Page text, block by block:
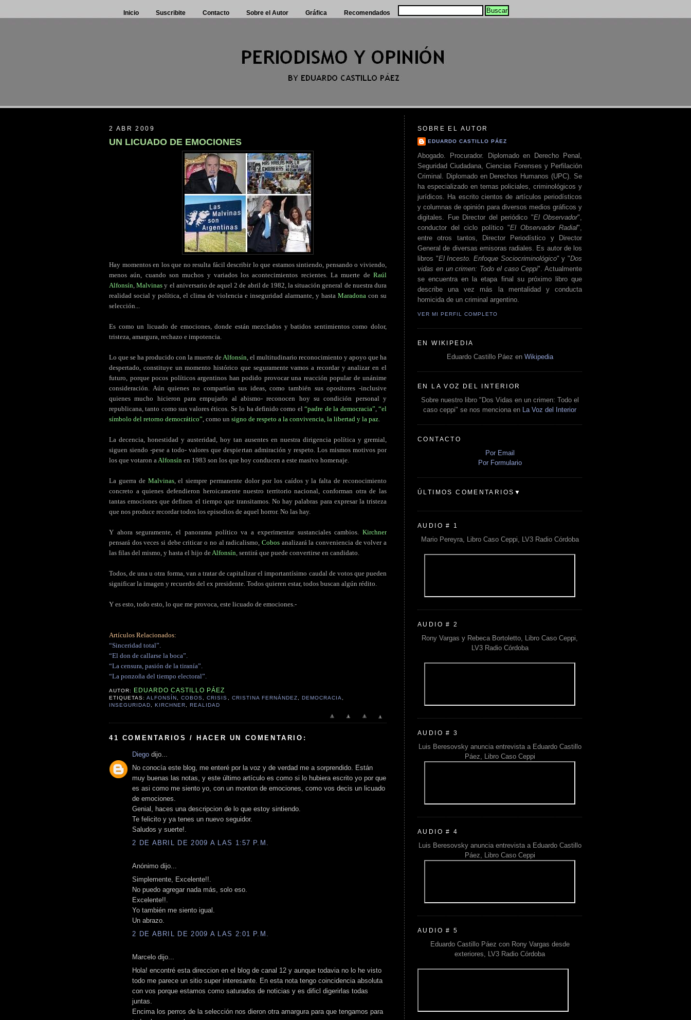
Inicio Suscribite Contacto Sobre el Autor Gráfica Recomendados
2 ABR 2009
UN LICUADO DE EMOCIONES
Hay momentos en los que no resulta fácil describir lo que estamos sintiendo, pensando o viviendo,
menos aún, cuando son muchos y variados los acontecimientos recientes. La muerte de Raúl
Alfonsín,Malvinas y el aniversario de aquel 2 de abril de 1982, la situación general de nuestra dura
realidad social y política, el clima de violencia e inseguridad alarmante, y hasta Maradona con su
selección...
Es como un licuado de emociones, donde están mezclados y batidos sentimientos como dolor,
tristeza, amargura, rechazo e impotencia.
Lo que se ha producido con la muerte deAlfonsín, el multitudinario reconocimiento y apoyo que ha
despertado, constituye un momento histórico que seguramente vamos a recordar y analizar en el
futuro, porque pocos políticos argentinos han podido provocar una reacción popular de unánime
consideración. Aún quienes no compartían sus ideas, como también sus opositores -inclusive
quienes mucho hicieron para empujarlo al abismo- reconocen hoy su condición personal y
republicana, tanto como sus valores éticos. Se lo ha definido como el“padre de la democracia”, “el
símbolo del retorno democrático”, como un signo de respeto a la convivencia, la libertad y la paz.
La decencia, honestidad y austeridad, hoy tan ausentes en nuestra dirigencia política y gremial,
siguen siendo -pese a todo- valores que despiertan admiración y respeto. Los mismos motivos por
los que votaron aAlfonsín en 1983 son los que hoy conducen a este masivo homenaje.
La guerra de Malvinas, el siempre permanente dolor por los caídos y la falta de reconocimiento
concreto a quienes defendieron heroicamente nuestro territorio nacional, conforman otra de las
tantas emociones que definen el tiempo que transitamos. No hay palabras para expresar la tristeza
que nos produce recordar todos los episodios de aquel horror. No las hay.
Y ahora seguramente, el panorama político va a experimentar sustanciales cambios. Kirchner
pensará dos veces si debe criticar o no al radicalismo, Cobosanalizará la conveniencia de volver a
las filas del mismo, y hasta el hijo deAlfonsín, sentirá que puede convertirse en candidato.
Todos, de una u otra forma, van a tratar de capitalizar el importantísimo caudal de votos que pueden
significar la imagen y recuerdo del ex presidente. Todos quieren estar, todos buscan algún rédito.
Y es esto, todo esto, lo que me provoca, este licuado de emociones.-
Artículos Relacionados:
“Sinceridad total”.
“El don de callarse la boca”.
“La censura, pasión de la tiranía”.
“La ponzoña del tiempo electoral”.
AUTOR: EDUARDO CASTILLO PÁEZ
ETIQUETAS:ALFONSÍN ,COBOS ,CRISIS CRISTINA FERNÁNDEZ DEMOCRACIA
INSEGURIDAD
,KIRCHNER ,REALIDAD
41 COMENTARIOS / HACER UN COMENTARIO:
Diego dijo...
No conocía este blog, me enteré por la voz y de verdad me a sorprendido. Están
muy buenas las notas, y este último artículo es como si lo hubiera escrito yo por que
es asi como me siento yo, con un monton de emociones, como vos decis un licuado
de emociones.
Genial, haces una descripcion de lo que estoy sintiendo.
Te felicito y ya tenes un nuevo seguidor.
Saludos y suerte!.
2 DE ABRIL DE 2009 A LAS 1:57 P.M.
Anónimo dijo...
Simplemente, Excelente!!.
No puedo agregar nada más, solo eso.
Excelente!!.
Yo también me siento igual.
Un abrazo.
2 DE ABRIL DE 2009 A LAS 2:01 P.M.
Marcelo dijo...
Hola! encontré esta direccion en el blog de canal 12 y aunque todavia no lo he visto
todo me parece un sitio super interesante. En esta nota tengo coincidencia absoluta
con vos porque estamos como saturados de noticias y es dificl digerirlas todas
juntas.
Encima los perros de la selección nos dieron otra amargura para que tengamos para
SOBRE EL AUTOR
EDUARDO CASTILLO PÁEZ
Abogado. Procurador. Diplomado en Derecho Penal,
Seguridad Ciudadana, Ciencias Forenses y Perfilación
Criminal. Diplomado en Derechos Humanos (UPC). Se
ha especializado en temas policiales, criminológicos y
jurídicos. Ha escrito cientos de artículos periodísticos
y columnas de opinión para diversos medios gráficos y
digitales. Fue Director del periódico "El Observador",
conductor del ciclo político "El Observador Radial",
entre otros tantos, Director Periodístico y Director
General de diversas emisoras radiales. Es autor de los
libros "El Incesto. Enfoque Sociocriminológico" y "Dos
vidas en un crimen: Todo el caso Ceppi". Actualmente
se encuentra en la etapa final su próximo libro que
describe una vez más la mentalidad y conducta
homicida de un criminal argentino.
VER MI PERFIL COMPLETO
EN WIKIPEDIA
Eduardo Castillo Páez en Wikipedia
EN LA VOZ DEL INTERIOR
Sobre nuestro libro "Dos Vidas en un crimen: Todo el
caso ceppi" se nos menciona en
La Voz del Interior
CONTACTO
Por Email
Por Formulario
ÚLTIMOS COMENTARIOS▼
AUDIO # 1
Mario Pereyra, Libro Caso Ceppi, LV3 Radio Córdoba
AUDIO # 2
Rony Vargas y Rebeca Bortoletto, Libro Caso Ceppi,
LV3 Radio Córdoba
AUDIO # 3
Luis Beresovsky anuncia entrevista a Eduardo Castillo
Páez, Libro Caso Ceppi
AUDIO # 4
Luis Beresovsky anuncia entrevista a Eduardo Castillo
Páez, Libro Caso Ceppi
AUDIO # 5
Eduardo Castillo Páez con Rony Vargas desde
exteriores, LV3 Radio Córdoba